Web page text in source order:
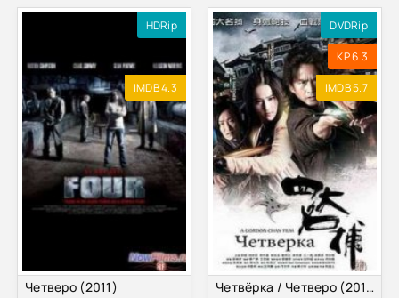
HDRip
IMDB 4.3
Четверо (2011)
DVDRip
KP 6.3
IMDB 5.7
Четвёрка / Четверо (2012)